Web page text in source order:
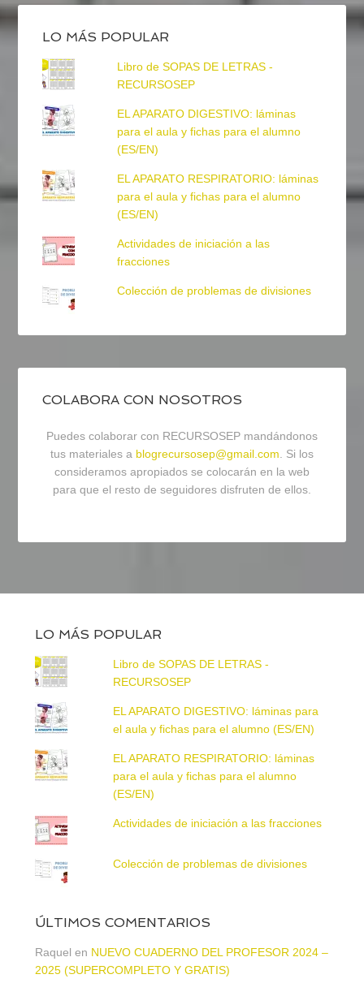
LO MÁS POPULAR
Libro de SOPAS DE LETRAS -
RECURSOSEP
EL APARATO DIGESTIVO: láminas
para el aula y fichas para el alumno
(ES/EN)
EL APARATO RESPIRATORIO: láminas
para el aula y fichas para el alumno
(ES/EN)
Actividades de iniciación a las
fracciones
Colección de problemas de divisiones
COLABORA CON NOSOTROS
Puedes colaborar con RECURSOSEP mandándonos
tus materiales a blogrecursosep@gmail.com. Si los
consideramos apropiados se colocarán en la web
para que el resto de seguidores disfruten de ellos.
LO MÁS POPULAR
Libro de SOPAS DE LETRAS -
RECURSOSEP
EL APARATO DIGESTIVO: láminas para
el aula y fichas para el alumno (ES/EN)
EL APARATO RESPIRATORIO: láminas
para el aula y fichas para el alumno
(ES/EN)
Actividades de iniciación a las fracciones
Colección de problemas de divisiones
ÚLTIMOS COMENTARIOS
Raquel en NUEVO CUADERNO DEL PROFESOR 2024 –
2025 (SUPERCOMPLETO Y GRATIS)